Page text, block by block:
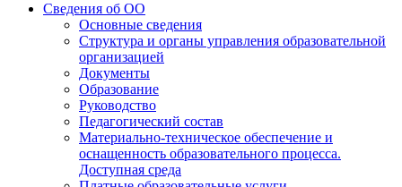
Сведения об ОО
Основные сведения
Структура и органы управления образовательной
организацией
Документы
Образование
Руководство
Педагогический состав
Материально-техническое обеспечение и
оснащенность образовательного процесса.
Доступная среда